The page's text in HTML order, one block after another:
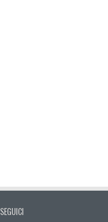
SEGUICI